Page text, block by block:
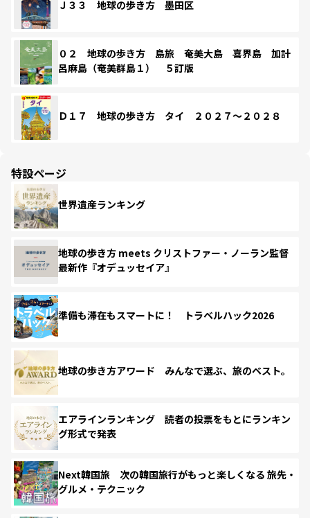
Ｊ３３ 地球の歩き方 墨田区
０２ 地球の歩き方 島旅 奄美大島 喜界島 加計
呂麻島（奄美群島１） ５訂版
Ｄ１７ 地球の歩き方 タイ ２０２７～２０２８
特設ページ
世界遺産ランキング
地球の歩き方 meets クリストファー・ノーラン監督
最新作『オデュッセイア』
準備も滞在もスマートに！ トラベルハック2026
地球の歩き方アワード みんなで選ぶ、旅のベスト。
エアラインランキング 読者の投票をもとにランキン
グ形式で発表
Next韓国旅 次の韓国旅行がもっと楽しくなる 旅先・
グルメ・テクニック